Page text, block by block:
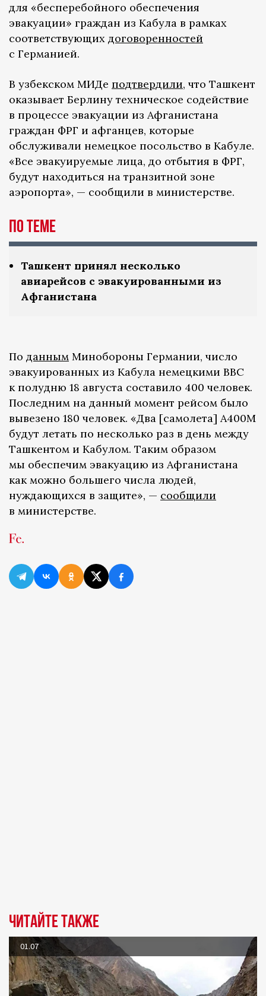
для «бесперебойного обеспечения
эвакуации» граждан из Кабула в рамках
соответствующих договоренностей
с Германией.
В узбекском МИДе подтвердили, что Ташкент
оказывает Берлину техническое содействие
в процессе эвакуации из Афганистана
граждан ФРГ и афганцев, которые
обслуживали немецкое посольство в Кабуле.
«Все эвакуируемые лица, до отбытия в ФРГ,
будут находиться на транзитной зоне
аэропорта», — сообщили в министерстве.
По теме
Ташкент принял несколько
авиарейсов с эвакуированными из
Афганистана
По данным Минобороны Германии, число
эвакуированных из Кабула немецкими ВВС
к полудню 18 августа составило 400 человек.
Последним на данный момент рейсом было
вывезено 180 человек. «Два [самолета] A400M
будут летать по несколько раз в день между
Ташкентом и Кабулом. Таким образом
мы обеспечим эвакуацию из Афганистана
как можно большего числа людей,
нуждающихся в защите», — сообщили
в министерстве.
Читайте также
01.07